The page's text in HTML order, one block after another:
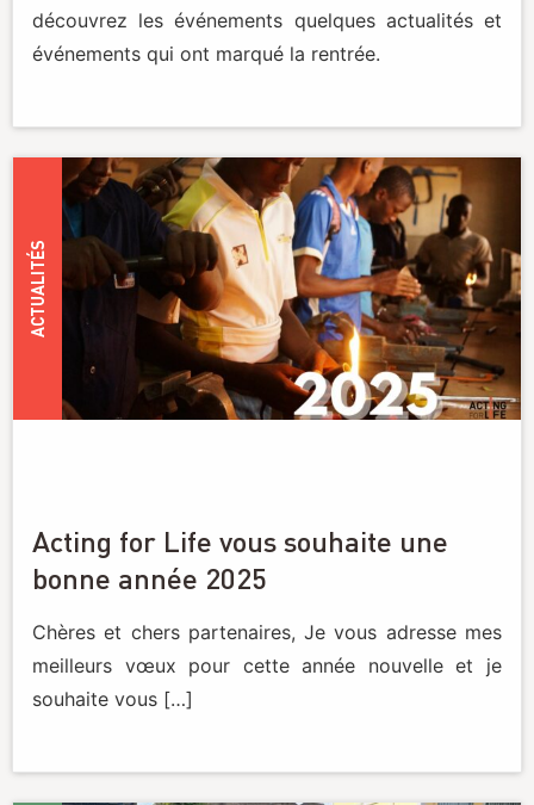
découvrez les événements quelques actualités et
événements qui ont marqué la rentrée.
ACTUALITÉS
Acting for Life vous souhaite une
bonne année 2025
Chères et chers partenaires, Je vous adresse mes
meilleurs vœux pour cette année nouvelle et je
souhaite vous […]